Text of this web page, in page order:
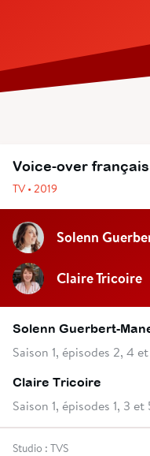
Voice-over français
TV • 2019
Solenn
Claire Tricoire
Solenn Guerbert-
Saison 1, épisodes 2, 4
Claire Tricoire
Saison 1, épisodes 1, 3 et
Studio : TVS